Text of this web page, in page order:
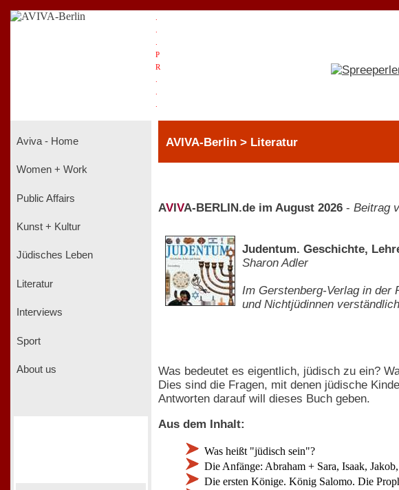
P
R
Aviva - Home
Women + Work
Public Affairs
Kunst + Kultur
Jüdisches Leben
Literatur
Interviews
Sport
About us
AVIVA-Berlin > Literatur
AV VA-BERLIN.de im August 2026 - Beitrag
Judentum. Geschichte,
Sharon Adler
Im Gerstenberg-Verlag in der
und Nichtjüdinnen
Was bedeutet es eigentlich, jüdisch zu ein?
Dies sind die Fragen, mit denen jüdische
Antworten darauf will dieses Buch geben.
Aus dem Inhalt:
Was heißt "jüdisch sein"?
Die Anfänge: Abraham + Sara, Isaak,
Die ersten Könige. König Salomo. Die